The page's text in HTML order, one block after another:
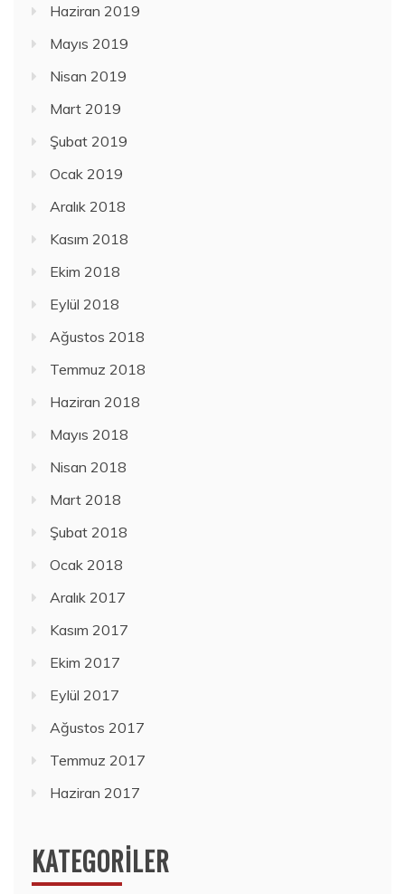
Haziran 2019
Mayıs 2019
Nisan 2019
Mart 2019
Şubat 2019
Ocak 2019
Aralık 2018
Kasım 2018
Ekim 2018
Eylül 2018
Ağustos 2018
Temmuz 2018
Haziran 2018
Mayıs 2018
Nisan 2018
Mart 2018
Şubat 2018
Ocak 2018
Aralık 2017
Kasım 2017
Ekim 2017
Eylül 2017
Ağustos 2017
Temmuz 2017
Haziran 2017
KATEGORILER